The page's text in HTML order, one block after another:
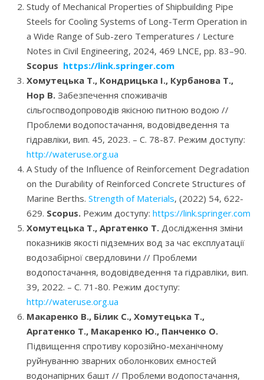
Study of Mechanical Properties of Shipbuilding Pipe
Steels for Cooling Systems of Long-Term Operation in
a Wide Range of Sub-zero Temperatures / Lecture
Notes in Civil Engineering, 2024, 469 LNCE, pp. 83–90.
Scopus https://link.springer.com
Хомутецька Т., Кондрицька І., Курбанова Т.,
Нор В. Забезпечення споживачів
сільгоспводопроводів якісною питною водою //
Проблеми водопостачання, водовідведення та
гідравліки, вип. 45, 2023. – С. 78-87. Режим доступу:
http://wateruse.org.ua
A Study of the Influence of Reinforcement Degradation
on the Durability of Reinforced Concrete Structures of
Marine Berths. Strength of Materials, (2022) 54, 622-
629. Scopus. Режим доступу: https://link.springer.com
Хомутецька Т., Аргатенко Т. Дослідження зміни
показників якості підземних вод за час експлуатації
водозабірної свердловини // Проблеми
водопостачання, водовідведення та гідравліки, вип.
39, 2022. – С. 71-80. Режим доступу:
http://wateruse.org.ua
Макаренко В., Білик С., Хомутецька Т.,
Аргатенко Т., Макаренко Ю., Панченко О.
Підвищення спротиву корозійно-механічному
руйнуванню зварних оболонкових ємностей
водонапірних башт // Проблеми водопостачання,